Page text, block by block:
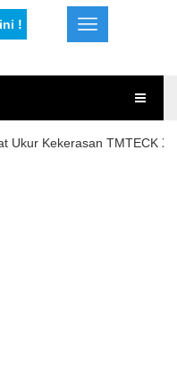
!
Ukur Kekerasan TMTECK